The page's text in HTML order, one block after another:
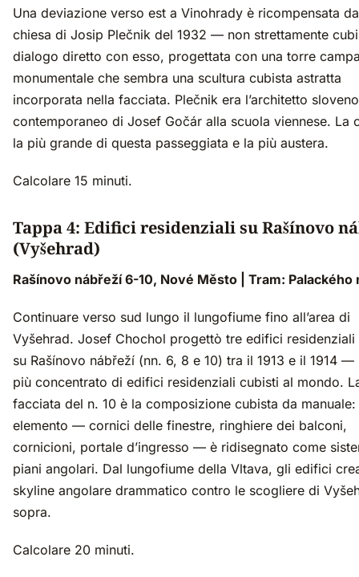
Una deviazione verso est a Vinohrady è ricompensata
chiesa di Josip Plečnik del 1932 — non strettamente
dialogo diretto con esso, progettata con una torre
monumentale che sembra una scultura cubista astratta
incorporata nella facciata. Plečnik era l’architetto sloveno
contemporaneo di Josef Gočár alla scuola viennese. La
la più grande di questa passeggiata e la più austera.
Calcolare 15 minuti.
Tappa 4: Edifici residenziali su Rašínovo
(Vyšehrad)
Rašínovo nábřeží 6-10, Nové Město | Tram: Palackého
Continuare verso sud lungo il lungofiume fino all’area di
Vyšehrad. Josef Chochol progettò tre edifici residenziali
su Rašínovo nábřeží (nn. 6, 8 e 10) tra il 1913 e il 1914
più concentrato di edifici residenziali cubisti al mondo.
facciata del n. 10 è la composizione cubista da
elemento — cornici delle finestre, ringhiere dei balconi,
cornicioni, portale d’ingresso — è ridisegnato come
piani angolari. Dal lungofiume della Vltava, gli edifici
skyline angolare drammatico contro le scogliere di
sopra.
Calcolare 20 minuti.